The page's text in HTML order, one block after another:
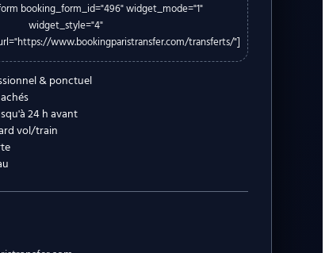
booking_form_id="496" widget_mode="1"
widget_style="4"
www.bookingparistransfer.com/transferts/"]
& ponctuel
24 h avant
vol/train